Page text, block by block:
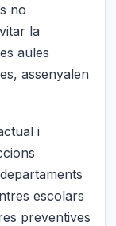
no
la
aules
assenyalen
i
escolars
preventives